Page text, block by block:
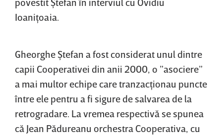
Ioaniţoaia.
Gheorghe Ştefan a fost considerat unul dintre
capii Cooperativei din anii 2000, o ”asociere”
a mai multor echipe care tranzacţionau puncte
între ele pentru a fi sigure de salvarea de la
retrogradare. La vremea respectivă se spunea
că Jean Pădureanu orchestra Cooperativa, cu